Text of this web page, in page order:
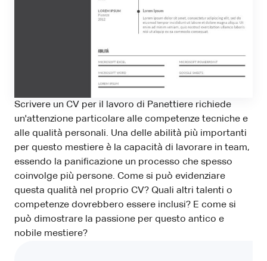
Scrivere un CV per il lavoro di Panettiere richiede
un'attenzione particolare alle competenze tecniche e
alle qualità personali. Una delle abilità più importanti
per questo mestiere è la capacità di lavorare in team,
essendo la panificazione un processo che spesso
coinvolge più persone. Come si può evidenziare
questa qualità nel proprio CV? Quali altri talenti o
competenze dovrebbero essere inclusi? E come si
può dimostrare la passione per questo antico e
nobile mestiere?